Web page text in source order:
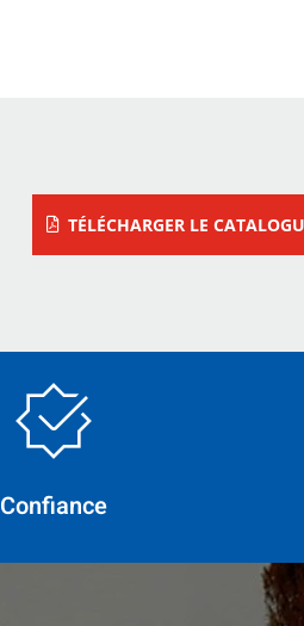
TÉLÉCHARGER LE
Confiance